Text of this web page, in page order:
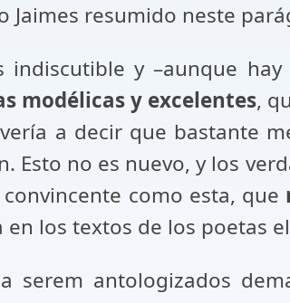
resumido neste
indiscutible y –aunque
modélicas y excelentes,
a decir que bastante
Esto no es nuevo, y los
como esta, que
los textos de los poetas
serem antologizados